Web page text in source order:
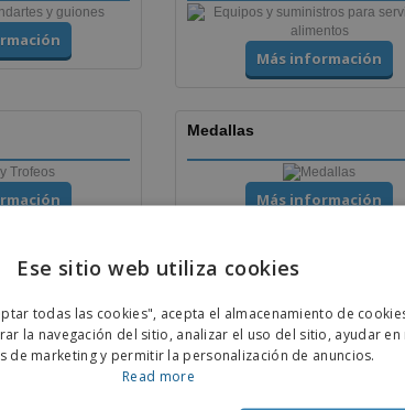
Más información
Medallas
Más información
Pegatinas
Más información
Ese sitio web utiliza cookies
todas las cookies", acepta el almacenamiento de
la navegación del sitio, analizar el uso del sitio, ayudar en
de marketing y permitir la personalización de anuncios.
Read more